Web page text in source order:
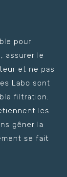
pour
assurer le
et ne pas
Labo sont
filtration.
les
gêner la
se fait